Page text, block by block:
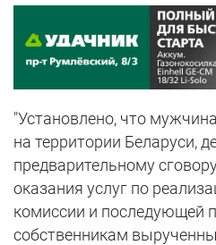
"Установлено, что
на территории Беларуси,
предварительному
оказания услуг по
комиссии и последующей
собственникам